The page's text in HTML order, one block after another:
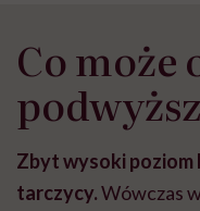
Co może
Zbyt wysoki poziom
tarczycy.Wówczas